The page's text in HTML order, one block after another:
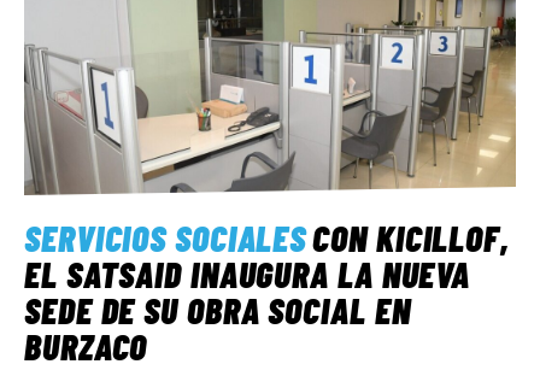
SERVICIOS SOCIALESCON KICILLOF,
EL SATSAID INAUGURA LA NUEVA
SEDE DE SU OBRA SOCIAL EN
BURZACO